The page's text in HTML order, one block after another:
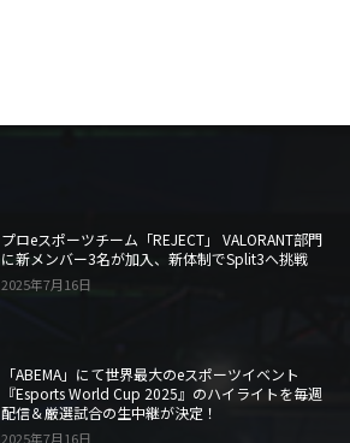
プロeスポーツチーム「REJECT」 VALORANT部門
に新メンバー3名が加入、新体制でSplit3へ挑戦
2025年7月16日
「ABEMA」にて世界最大のeスポーツイベント
『Esports World Cup 2025』のハイライトを毎週
配信＆厳選試合の生中継が決定！
2025年7月16日